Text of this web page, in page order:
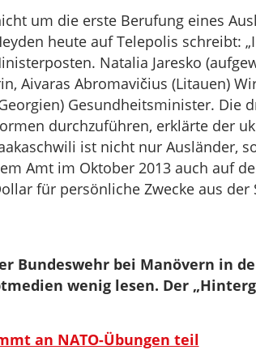
um die erste Berufung eines
heute auf Telepolis schreibt:
Natalia Jaresko
Aivaras Abromavičius (Litauen)
Gesundheitsminister. Die
durchzuführen, erklärte der
ist nicht nur Ausländer,
Amt im Oktober 2013 auch auf
für persönliche Zwecke aus der
Bundeswehr bei Manövern in
wenig lesen. Der
an NATO-Übungen teil